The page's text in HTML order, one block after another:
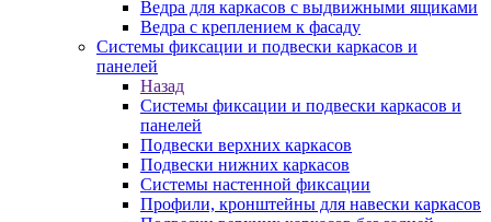
Ведра для каркасов с выдвижными ящиками
Ведра с креплением к фасаду
Системы фиксации и подвески каркасов и
панелей
Назад
Системы фиксации и подвески каркасов и
панелей
Подвески верхних каркасов
Подвески нижних каркасов
Системы настенной фиксации
Профили, кронштейны для навески каркасов